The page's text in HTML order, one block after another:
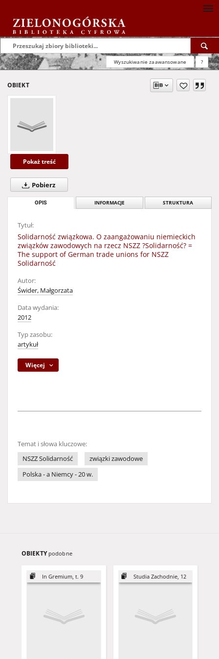
Wyszukiwanie zaawansowane ?
OBIEKT
Pokaż treść
Pobierz
OPIS INFORMACJE STRUKTURA
Tytuł:
Solidarność związkowa. O zaangażowaniu niemieckich
związków zawodowych na rzecz NSZZ ?Solidarność? =
The support of German trade unions for NSZZ
Solidarność
Autor:
Świder, Małgorzata
Data wydania:
2012
Typ zasobu:
artykuł
Więcej
Temat i słowa kluczowe:
NSZZ Solidarność
związki zawodowe
Polska - a Niemcy - 20 w.
OBIEKTY podobne
In Gremium, t. 9 Studia Zachodnie, 12